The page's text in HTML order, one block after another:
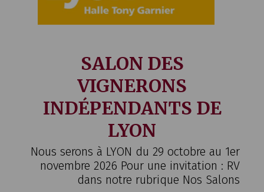
SALON DES
VIGNERONS
INDÉPENDANTS DE
LYON
Nous serons à LYON du 29 octobre au 1er
novembre 2026 Pour une invitation : RV
dans notre rubrique Nos Salons